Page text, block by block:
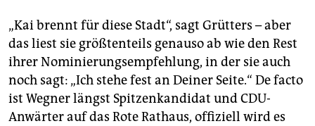
„Kai brennt für diese Stadt“, sagt Grütters – aber
das liest sie größtenteils genauso ab wie den Rest
ihrer Nominierungsempfehlung, in der sie auch
noch sagt: „Ich stehe fest an Deiner Seite.“ De facto
ist Wegner längst Spitzenkandidat und CDU-
Anwärter auf das Rote Rathaus, offiziell wird es